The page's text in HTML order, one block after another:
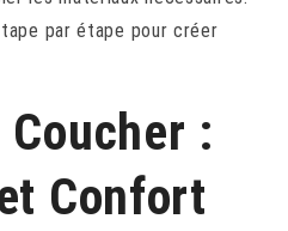
par étape pour créer
Coucher :
Confort